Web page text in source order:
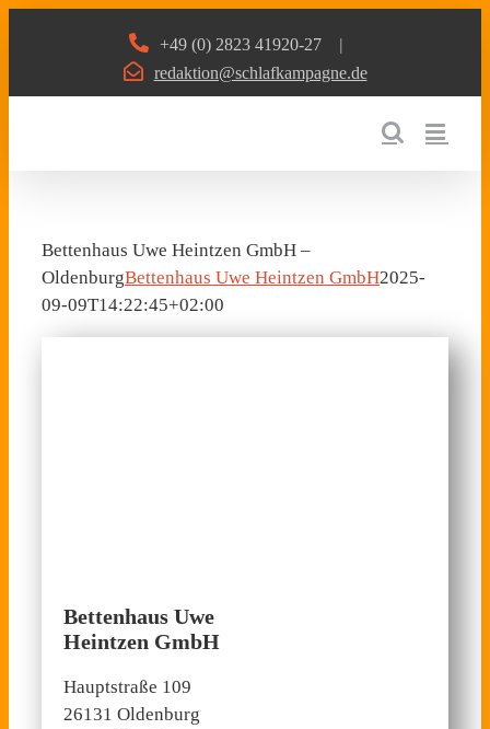
+49 (0) 2823 41920-27
|
redaktion@schlafkampagne.de
Bettenhaus Uwe Heintzen GmbH –
OldenburgBettenhaus Uwe Heintzen GmbH2025-
09-09T14:22:45+02:00
Bettenhaus Uwe
Heintzen GmbH
Hauptstraße 109
26131 Oldenburg